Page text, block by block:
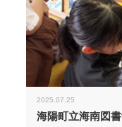
2025.07.25
海陽町立海南図